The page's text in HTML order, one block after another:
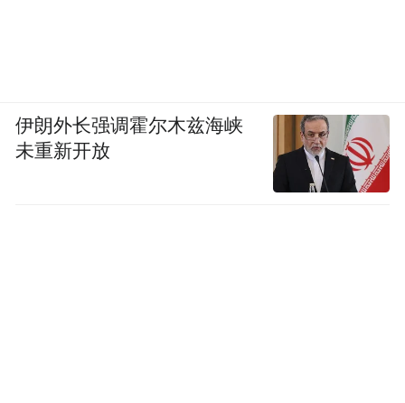
伊朗外长强调霍尔木兹海峡
未重新开放